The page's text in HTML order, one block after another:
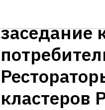
18 марта
заседание
кластеров